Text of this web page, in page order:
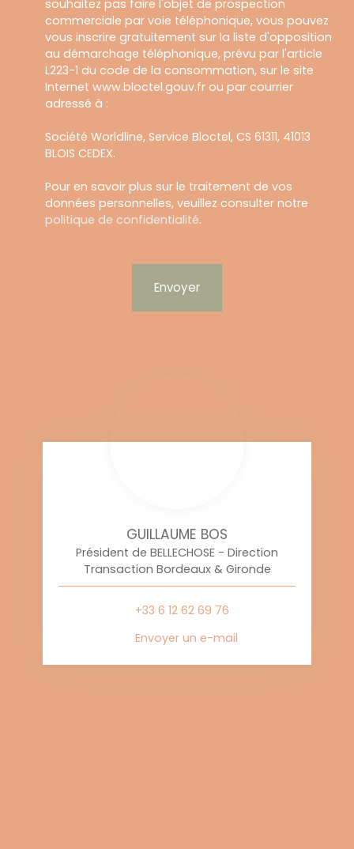
souhaitez pas faire l'objet de prospection
commerciale par voie téléphonique, vous pouvez
vous inscrire gratuitement sur la liste d'opposition
au démarchage téléphonique, prévu par l'article
L223-1 du code de la consommation, sur le site
Internet www.bloctel.gouv.fr ou par courrier
adressé à :
Société Worldline, Service Bloctel, CS 61311, 41013
BLOIS CEDEX.
Pour en savoir plus sur le traitement de vos
données personnelles, veuillez consulter notre
politique de confidentialité.
Envoyer
GUILLAUME BOS
Président de BELLECHOSE - Direction
Transaction Bordeaux & Gironde
+33 6 12 62 69 76
Envoyer un e-mail